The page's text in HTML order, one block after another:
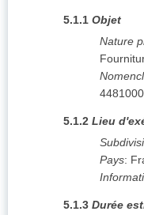
5.1.1 Objet
Nature
5.1.2 Lieu
Pays:
5.1.3 Durée